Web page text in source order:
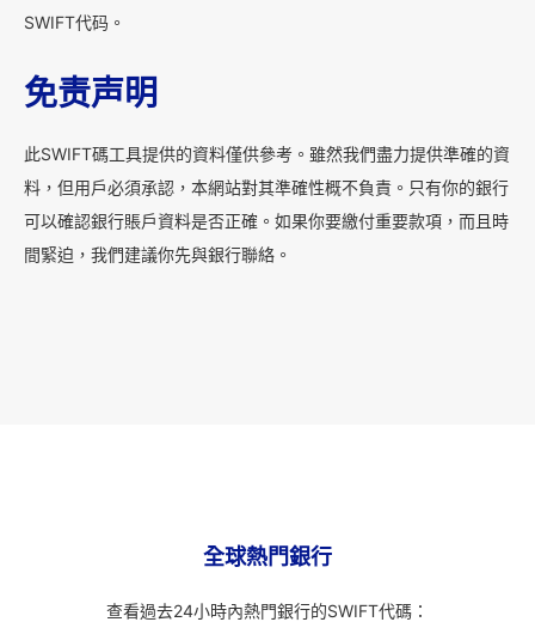
SWIFT代码。
免责声明
此SWIFT碼工具提供的資料僅供參考。雖然我們盡力提供準確的資
料，但用戶必須承認，本網站對其準確性概不負責。只有你的銀行
可以確認銀行賬戶資料是否正確。如果你要繳付重要款項，而且時
間緊迫，我們建議你先與銀行聯絡。
全球熱門銀行
查看過去24小時內熱門銀行的SWIFT代碼：